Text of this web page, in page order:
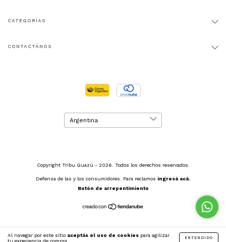
Al navegar por este sitio aceptás el uso de cookies para agilizar
tu experiencia de compra.
ENTENDIDO
CATEGORÍAS
CONTACTÁNOS
Copyright Tribu Guazú - 2026. Todos los derechos reservados.
Defensa de las y los consumidores. Para reclamos ingresá acá.
Botón de arrepentimiento